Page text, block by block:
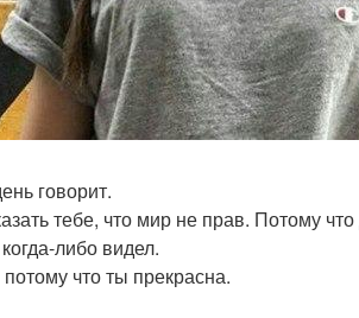
говорит.
тебе, что мир не прав. Потому
либо видел.
что ты прекрасна.